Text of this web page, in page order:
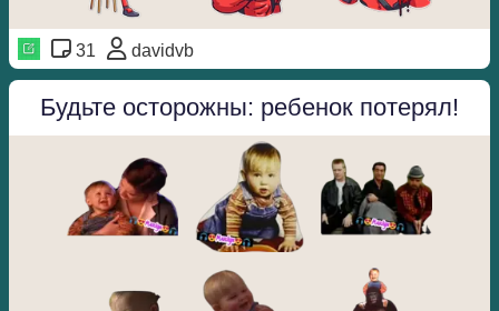
31 davidvb
Будьте осторожны: ребенок потерял!